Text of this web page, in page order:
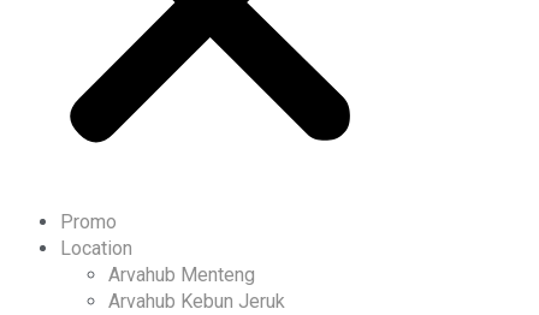
Promo
Location
Arvahub Menteng
Arvahub Kebun Jeruk